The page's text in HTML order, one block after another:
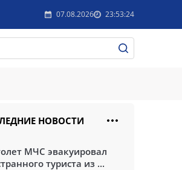
07.08.2026 23:53:24
НОВОСТИ
МЧС эвакуировал
туриста из ...